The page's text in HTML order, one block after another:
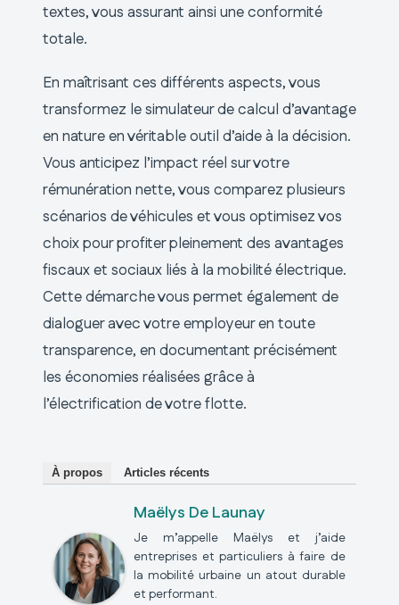
textes, vous assurant ainsi une conformité
totale.
En maîtrisant ces différents aspects, vous
transformez le simulateur de calcul d’avantage
en nature en véritable outil d’aide à la décision.
Vous anticipez l’impact réel sur votre
rémunération nette, vous comparez plusieurs
scénarios de véhicules et vous optimisez vos
choix pour profiter pleinement des avantages
fiscaux et sociaux liés à la mobilité électrique.
Cette démarche vous permet également de
dialoguer avec votre employeur en toute
transparence, en documentant précisément
les économies réalisées grâce à
l’électrification de votre flotte.
À propos Articles récents
Maëlys De Launay
Je m’appelle Maëlys et j’aide
entreprises et particuliers à faire de
la mobilité urbaine un atout durable
et performant.